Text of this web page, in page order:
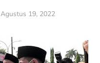
Agustus 19, 2022